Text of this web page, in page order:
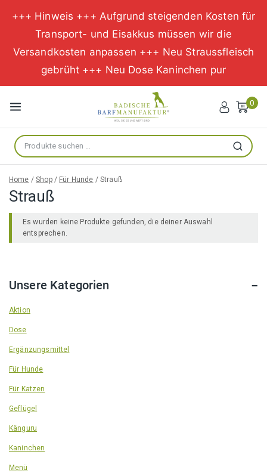
+++ Hinweis +++ Aufgrund steigenden Kosten für
Transport- und Eisakkus müssen wir die
Versandkosten anpassen +++ Neu Straussfleisch
gebrüht +++ Neu Dose Kaninchen pur
Inhalt
springen
0
Suche
nach:
Suchen
Home / Shop / Für Hunde / Strauß
Strauß
Es wurden keine Produkte gefunden, die deiner Auswahl
entsprechen.
Unsere Kategorien
Aktion
Dose
Ergänzungsmittel
Für Hunde
Für Katzen
Geflügel
Känguru
Kaninchen
Menü